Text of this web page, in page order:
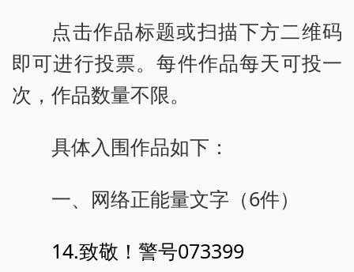
点击作品标题或扫描下方二维码
即可进行投票。每件作品每天可投一
次，作品数量不限。
具体入围作品如下：
一、网络正能量文字（6件）
14.致敬！警号073399